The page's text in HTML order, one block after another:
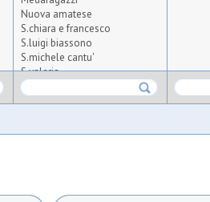
Nuova amatese
S.chiara e francesco
S.luigi biassono
S.michele cantu'
S.valeria
Samma
St. ambroeus fc